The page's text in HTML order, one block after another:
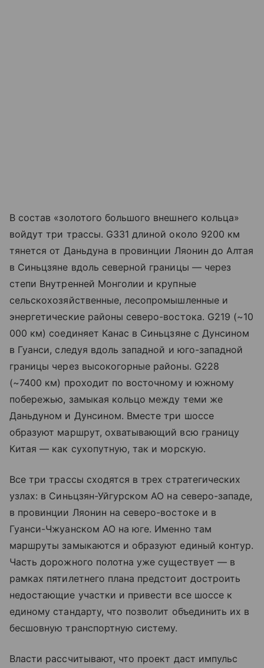
В состав «золотого большого внешнего кольца»
войдут три трассы. G331 длиной около 9200 км
тянется от Даньдуна в провинции Ляонин до Алтая
в Синьцзяне вдоль северной границы — через
степи Внутренней Монголии и крупные
сельскохозяйственные, лесопромышленные и
энергетические районы северо-востока. G219 (~10
000 км) соединяет Канас в Синьцзяне с Дунсином
в Гуанси, следуя вдоль западной и юго-западной
границы через высокогорные районы. G228
(~7400 км) проходит по восточному и южному
побережью, замыкая кольцо между теми же
Даньдуном и Дунсином. Вместе три шоссе
образуют маршрут, охватывающий всю границу
Китая — как сухопутную, так и морскую.
Все три трассы сходятся в трех стратегических
узлах: в Синьцзян-Уйгурском АО на северо-западе,
в провинции Ляонин на северо-востоке и в
Гуанси-Чжуанском АО на юге. Именно там
маршруты замыкаются и образуют единый контур.
Часть дорожного полотна уже существует — в
рамках пятилетнего плана предстоит достроить
недостающие участки и привести все шоссе к
единому стандарту, что позволит объединить их в
бесшовную транспортную систему.
Власти рассчитывают, что проект даст импульс